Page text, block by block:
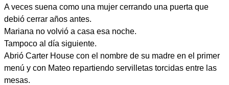
A veces suena como una mujer cerrando una puerta que
debió cerrar años antes.
Mariana no volvió a casa esa noche.
Tampoco al día siguiente.
Abrió Carter House con el nombre de su madre en el primer
menú y con Mateo repartiendo servilletas torcidas entre las
mesas.